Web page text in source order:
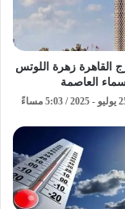
القاهرة زهرة اللوتس
العاصمة